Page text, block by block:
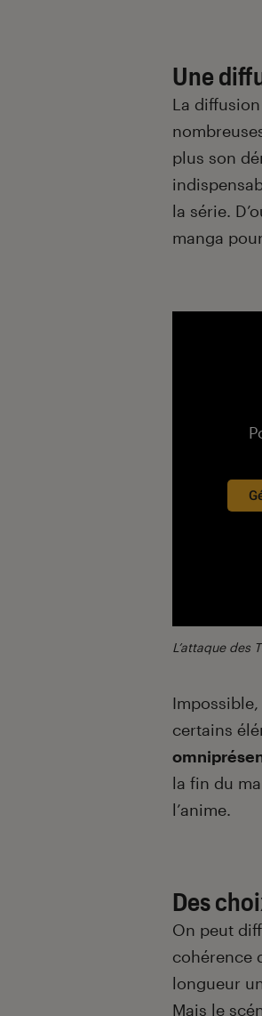
Une
La
plus son
la série.
manga
L’attaque des
certains
la fin du
l’anime.
Des
On peut
cohérence
longueur
Mais le